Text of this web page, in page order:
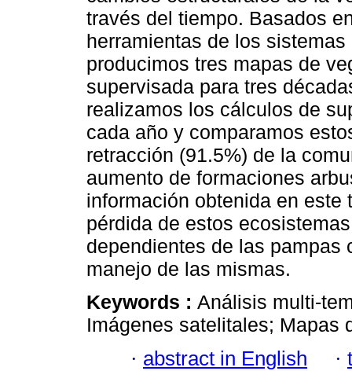
través del tiempo. Basados
herramientas de los
producimos tres mapas de
supervisada para tres
realizamos los cálculos de
cada año y comparamos
retracción (91.5%) de la
aumento de formaciones
información obtenida en este
pérdida de estos
dependientes de las pampas
manejo de las mismas.
Keywords : Análisis multi-
Imágenes satelitales; Mapas
· abstract in English ·